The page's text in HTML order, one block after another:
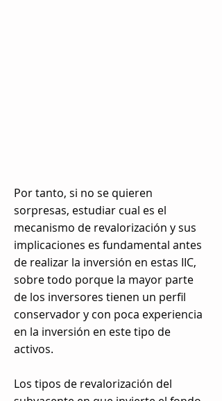
Por tanto, si no se quieren
sorpresas, estudiar cual es el
mecanismo de revalorización y sus
implicaciones es fundamental antes
de realizar la inversión en estas IIC,
sobre todo porque la mayor parte
de los inversores tienen un perfil
conservador y con poca experiencia
en la inversión en este tipo de
activos.
Los tipos de revalorización del